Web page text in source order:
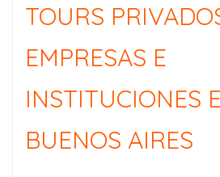
TOURS
EMPRESAS E
INSTITUCIONES
BUENOS AIRES